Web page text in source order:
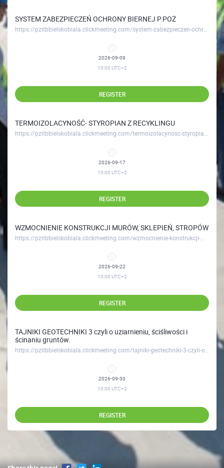
SYSTEM ZABEZPIECZEŃ OCHRONY BIERNEJ P.POŻ
2026-09-09
10:00 UTC+2
REGISTER
TERMOIZOLACYNOŚĆ- STYROPIAN Z RECYKLINGU
https://pzitbbielskobiala.clickmeeting.com/termoizolacynosc-styropian-z-recyklingu
2026-09-17
10:00 UTC+2
REGISTER
WZMOCNIENIE KONSTRUKCJI MURÓW, SKLEPIEŃ, STROPÓW
2026-09-22
10:00 UTC+2
REGISTER
TAJNIKI GEOTECHNIKI 3 czyli o uziarnieniu, ściśliwości i
ścinaniu gruntów.
2026-09-30
10:00 UTC+2
REGISTER